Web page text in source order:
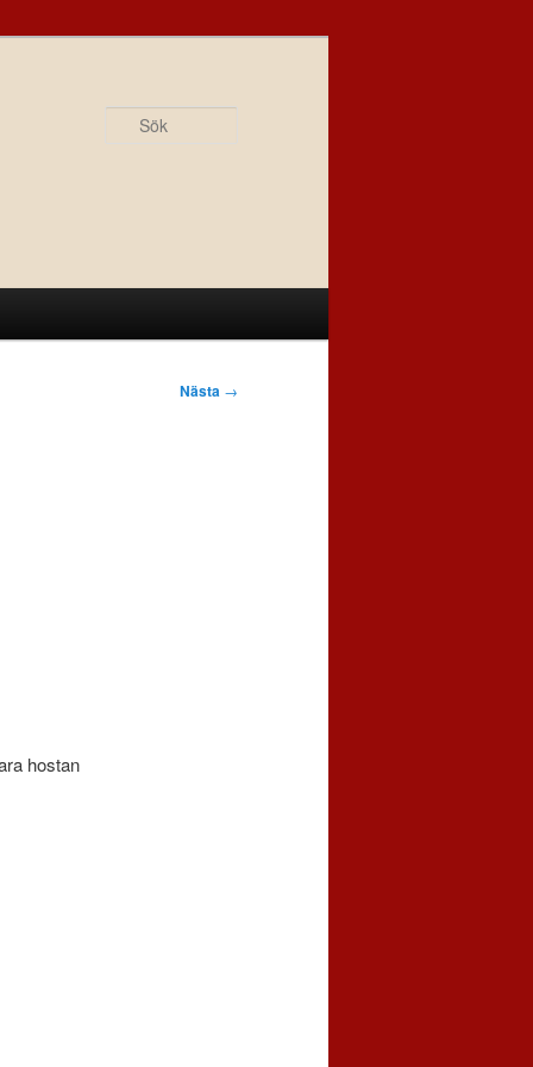
Nästa →
hostan